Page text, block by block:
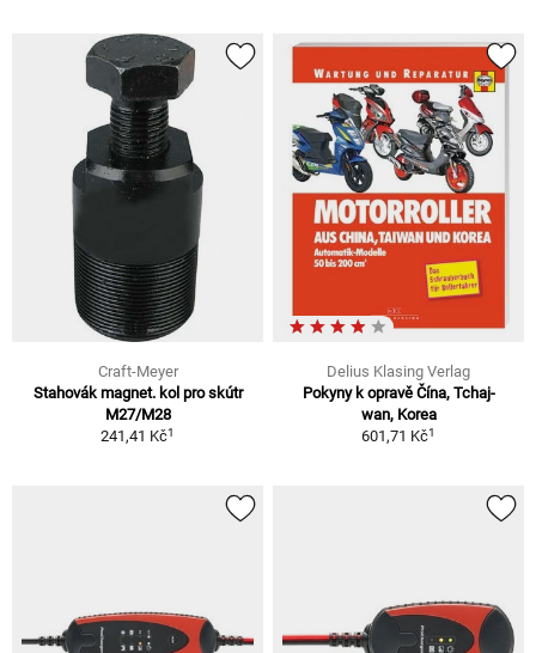
Craft-Meyer
Stahovák magnet. kol pro skútr
M27/M28
241,41 Kč1
Delius Klasing Verlag
Pokyny k opravě Čína, Tchaj-
wan, Korea
601,71 Kč1